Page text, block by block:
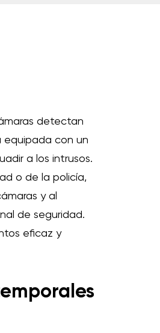
detectan
equipada con un
a los intrusos.
o de la policía,
y al
de seguridad.
eficaz y